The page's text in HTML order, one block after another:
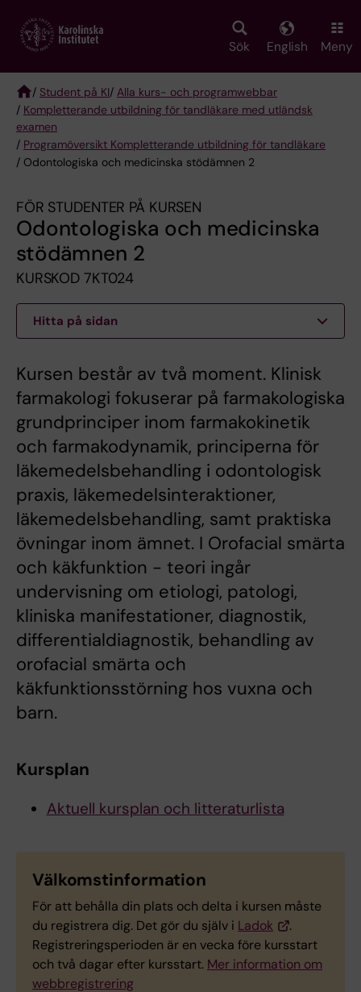
main
Sök English Meny
Breadcrumb
/ Student på KI/ Alla kurs- och programwebbar
/ Kompletterande utbildning för tandläkare med utländsk
examen
/ Programöversikt Kompletterande utbildning för tandläkare
/ Odontologiska och medicinska stödämnen 2
FÖR STUDENTER PÅ KURSEN
Odontologiska och medicinska
stödämnen 2
KURSKOD 7KT024
Hitta på sidan
Kursen består av två moment. Klinisk
farmakologi fokuserar på farmakologiska
grundprinciper inom farmakokinetik
och farmakodynamik, principerna för
läkemedelsbehandling i odontologisk
praxis, läkemedelsinteraktioner,
läkemedelsbehandling, samt praktiska
övningar inom ämnet. I Orofacial smärta
och käkfunktion - teori ingår
undervisning om etiologi, patologi,
kliniska manifestationer, diagnostik,
differentialdiagnostik, behandling av
orofacial smärta och
käkfunktionsstörning hos vuxna och
barn.
Kursplan
Aktuell kursplan och litteraturlista
Välkomstinformation
För att behålla din plats och delta i kursen måste
du registrera dig. Det gör du själv i Ladok
.
Registreringsperioden är en vecka före kursstart
och två dagar efter kursstart. Mer information om
webbregistrering